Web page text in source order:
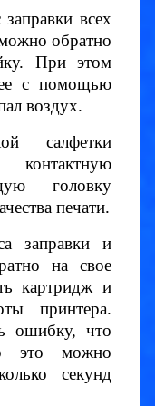
всех
обратно
При этом
ее с помощью
воздух.
контактную
головку
печати.
заправки и
на свое
картридж и
принтера.
ошибку, что
это можно
секунд